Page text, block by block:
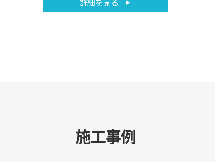
詳細を見る
施工事例